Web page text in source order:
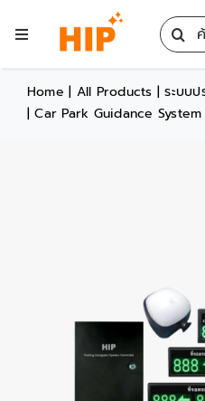
Toggle
Home
Services
for:
Home | All Products |ระบบ
|Car Park Guidance